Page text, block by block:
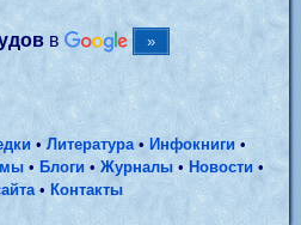
в
• Литература• Инфокниги •
• Блоги • Журналы • Новости •
• Контакты